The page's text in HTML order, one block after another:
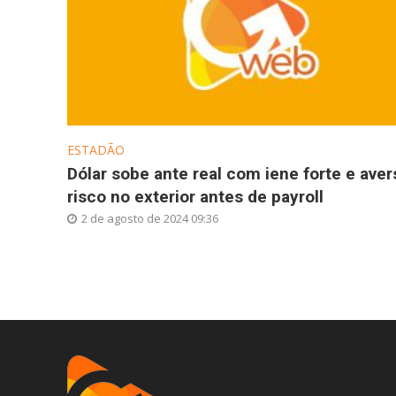
ESTADÃO
Dólar sobe ante real com iene forte e
risco no exterior antes de payroll
2 de agosto de 2024 09:36